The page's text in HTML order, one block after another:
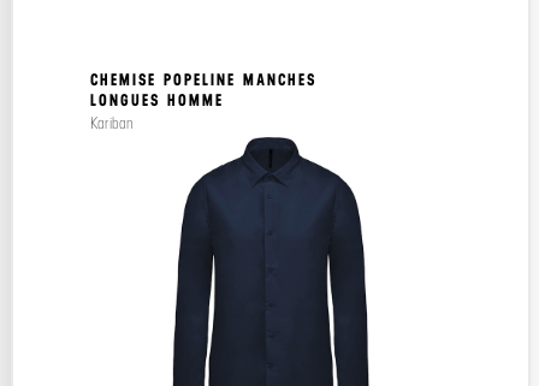
CHEMISE POPELINE MANCHES
LONGUES HOMME
Kariban